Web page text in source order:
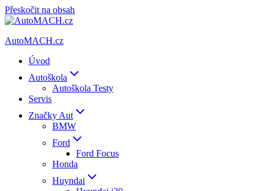
Přeskočit na obsah
AutoMACH.cz
Úvod
Autoškola
Autoškola Testy
Servis
Značky Aut
BMW
Ford
Ford Focus
Honda
Huyndai